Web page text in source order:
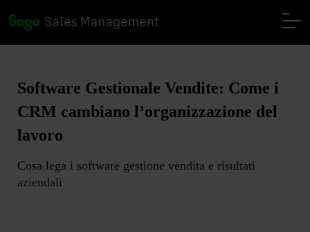
Software Gestionale Vendite: Come i
CRM cambiano l’organizzazione del
lavoro
Cosa lega i software gestione vendita e risultati
aziendali